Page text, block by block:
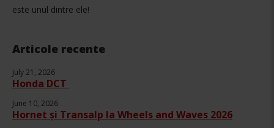
este unul dintre ele!
Articole recente
July 21, 2026
Honda DCT
June 10, 2026
Hornet și Transalp la Wheels and Waves 2026